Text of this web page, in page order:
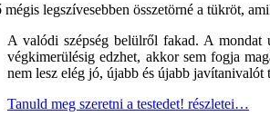
legszívesebben összetörné a tükröt,
A valódi szépség belülről fakad. A mondat
végkimerülésig edzhet, akkor sem fogja
nem lesz elég jó, újabb és újabb
Tanuld meg szeretni a testedet! részletei…